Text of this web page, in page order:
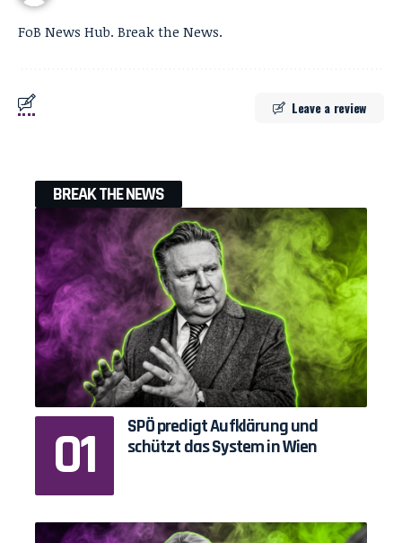
FoB News Hub. Break the News.
Leave a review
BREAK THE NEWS
SPÖ predigt Aufklärung und
schützt das System in Wien